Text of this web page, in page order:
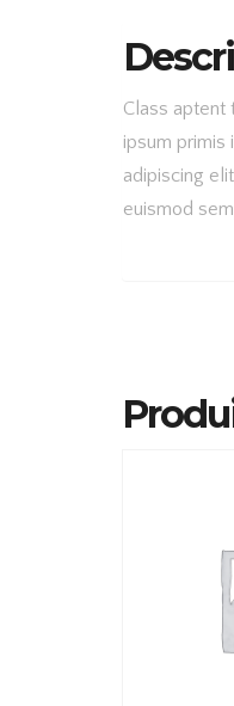
Class aptent
ipsum primis
adipiscing
euismod